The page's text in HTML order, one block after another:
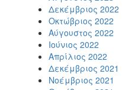
Δεκέμβριος 2022
Οκτώβριος 2022
Αύγουστος 2022
Ιούνιος 2022
Απρίλιος 2022
Δεκέμβριος 2021
Νοέμβριος 2021